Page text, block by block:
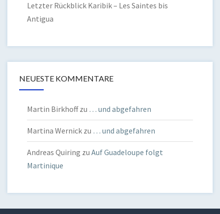
Letzter Rückblick Karibik – Les Saintes bis
Antigua
NEUESTE KOMMENTARE
Martin Birkhoffzu … und abgefahren
Martina Wernick zu … und abgefahren
Andreas Quiring zu Auf Guadeloupe folgt
Martinique